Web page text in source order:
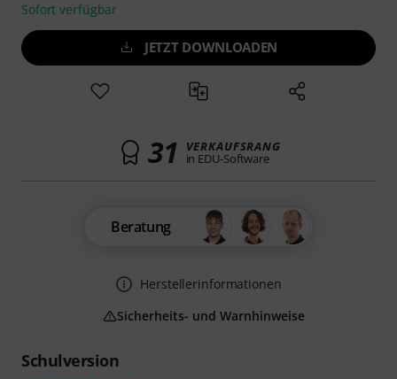
Schulversion
Sofort verfügbar
JETZT DOWNLOADEN
31 VERKAUFSRANG
in EDU-Software
Beratung
Herstellerinformationen
Sicherheits- und Warnhinweise